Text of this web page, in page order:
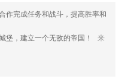
作完成任务和战斗，提高胜率和
堡，建立一个无敌的帝国！
来